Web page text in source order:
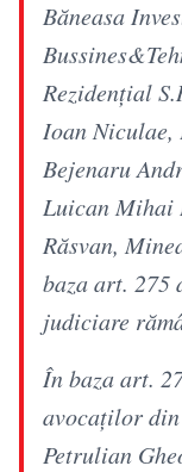
Băneasa
Rezidenţial
Ioan Niculae,
Bejenaru
Luican Mihai
Răsvan,
baza art. 275
judiciare
În baza art.
avocaţilor
Petrulian